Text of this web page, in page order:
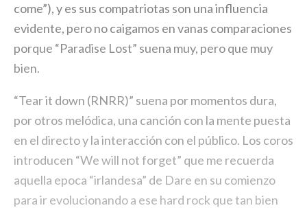
come”), y es sus compatriotas son una influencia
evidente, pero no caigamos en vanas comparaciones
porque “Paradise Lost” suena muy, pero que muy
bien.
“Tear it down (RNRR)” suena por momentos dura,
por otros melódica, una canción con la mente puesta
en el directo y la interacción con el público. Los coros
introducen “We will not forget” que me recuerda
aquella epoca “irlandesa” de Dare en su comienzo
para ir evolucionando a ese hard rock que tan bien